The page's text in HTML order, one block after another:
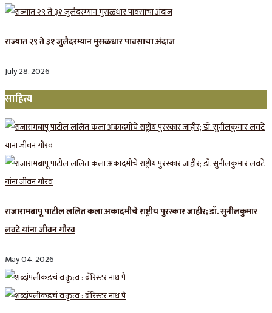
राज्यात २९ ते ३१ जुलैदरम्यान मुसळधार पावसाचा अंदाज
July 28, 2026
साहित्य
राजारामबापू पाटील ललित कला अकादमीचे राष्ट्रीय पुरस्कार जाहीर; डॉ. सुनीलकुमार
लवटे यांना जीवन गौरव
May 04, 2026